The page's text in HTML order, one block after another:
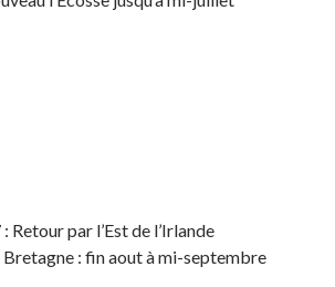
Retour par l’Est de l’Irlande
Bretagne : fin aout à mi-septembre